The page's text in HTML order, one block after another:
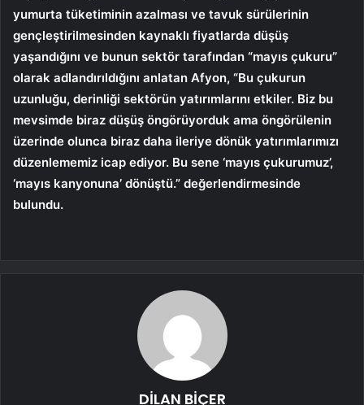
yumurta tüketiminin azalması ve tavuk sürülerinin
gençleştirilmesinden kaynaklı fiyatlarda düşüş
yaşandığını ve bunun sektör tarafından “mayıs çukuru”
olarak adlandırıldığını anlatan Afyon, “Bu çukurun
uzunluğu, derinliği sektörün yatırımlarını etkiler. Biz bu
mevsimde biraz düşüş öngörüyorduk ama öngörülenin
üzerinde olunca biraz daha ileriye dönük yatırımlarımızı
düzenlememiz icap ediyor. Bu sene ‘mayıs çukurumuz’,
‘mayıs kanyonuna’ dönüştü.” değerlendirmesinde
bulundu.
DİLAN BİÇER